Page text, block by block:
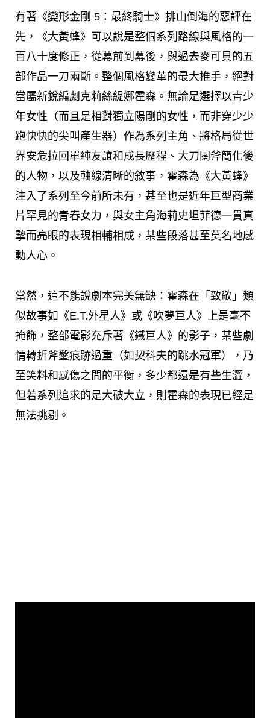
有著《變形金剛 5：最終騎士》排山倒海的惡評在
先，《大黃蜂》可以說是整個系列路線與風格的一
百八十度修正，從幕前到幕後，與過去麥可貝的五
部作品一刀兩斷。整個風格變革的最大推手，絕對
當屬新銳編劇克莉絲緹娜霍森。無論是選擇以青少
年女性（而且是相對獨立陽剛的女性，而非穿少少
跑快快的尖叫產生器）作為系列主角、將格局從世
界安危拉回單純友誼和成長歷程、大刀闊斧簡化後
的人物，以及軸線清晰的敘事，霍森為《大黃蜂》
注入了系列至今前所未有，甚至也是近年巨型商業
片罕見的青春女力，與女主角海莉史坦菲德一貫真
摯而亮眼的表現相輔相成，某些段落甚至莫名地感
動人心。
當然，這不能說劇本完美無缺：霍森在「致敬」類
似故事如《E.T.外星人》或《吹夢巨人》上是毫不
掩飾，整部電影充斥著《鐵巨人》的影子，某些劇
情轉折斧鑿痕跡過重（如契科夫的跳水冠軍），乃
至笑料和感傷之間的平衡，多少都還是有些生澀，
但若系列追求的是大破大立，則霍森的表現已經是
無法挑剔。